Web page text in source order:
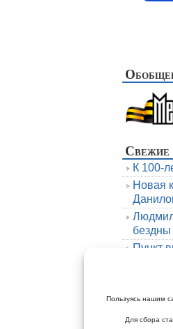
Пользуясь нашим
Для сбора
Свежие
К 100-
Новая
бездны
Пункт
Архивы
Архивы